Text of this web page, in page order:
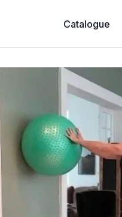
Catalogue